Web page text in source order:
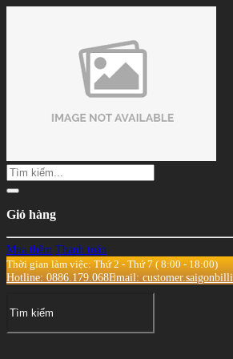
Giỏ hàng
Mua thêm Thanh toán
Thời gian làm việc: Thứ 2 - Thứ 7 ( 8:00 - 18:00)
Hotline: 0886.179.068Email: